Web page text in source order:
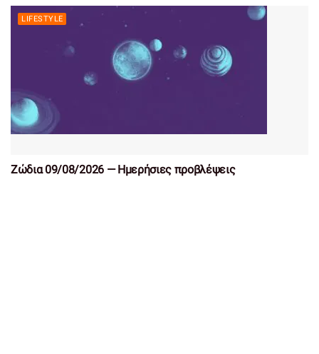
LIFESTYLE
Ζώδια 09/08/2026 — Ημερήσιες προβλέψεις